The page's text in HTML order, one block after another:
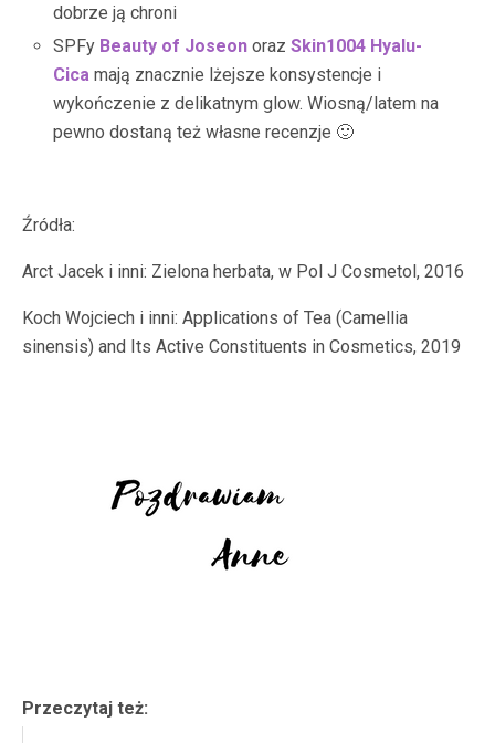
dobrze ją chroni
SPFy Beauty of Joseon orazSkin1004 Hyalu-
Cica mają znacznie lżejsze konsystencje i
wykończenie z delikatnym glow. Wiosną/latem na
pewno dostaną też własne recenzje 🙂
Źródła:
Arct Jacek i inni: Zielona herbata, w Pol J Cosmetol, 2016
Koch Wojciech i inni: Applications of Tea (Camellia
sinensis) and Its Active Constituents in Cosmetics, 2019
Przeczytaj też: